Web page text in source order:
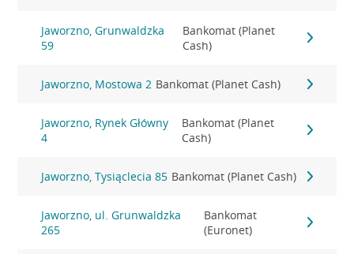
Jaworzno, Grunwaldzka
59
Bankomat (Planet
Cash)
Jaworzno, Mostowa 2 Bankomat (Planet Cash)
Jaworzno, Rynek Główny
4
Bankomat (Planet
Cash)
Jaworzno, Tysiąclecia 85 Bankomat (Planet Cash)
Jaworzno, ul. Grunwaldzka
265
Bankomat
(Euronet)